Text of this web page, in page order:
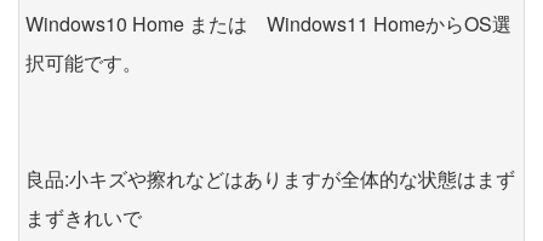
Windows10 Home または Windows11 HomeからOS選
択可能です。
良品:小キズや擦れなどはありますが全体的な状態はまず
まずきれいで